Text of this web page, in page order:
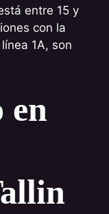
entre 15 y
con la
1A, son
en